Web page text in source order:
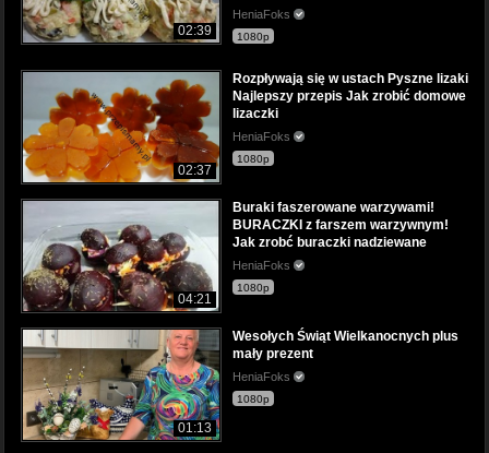
02:39
HeniaFoks
1080p
02:37
Rozpływają się w ustach Pyszne lizaki
Najlepszy przepis Jak zrobić domowe
lizaczki
HeniaFoks
1080p
04:21
Buraki faszerowane warzywami!
BURACZKI z farszem warzywnym!
Jak zrobć buraczki nadziewane
HeniaFoks
1080p
01:13
Wesołych Świąt Wielkanocnych plus
mały prezent
HeniaFoks
1080p